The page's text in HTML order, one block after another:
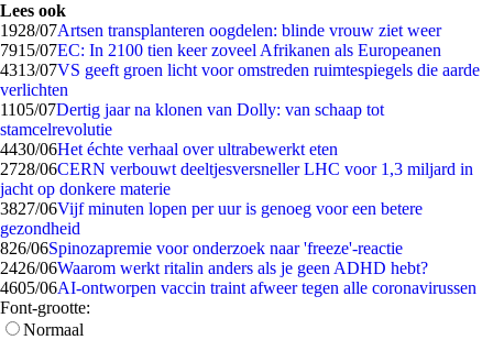
Lees ook
1928/07Artsen transplanteren oogdelen: blinde vrouw ziet weer
7915/07EC: In 2100 tien keer zoveel Afrikanen als Europeanen
4313/07VS geeft groen licht voor omstreden ruimtespiegels die aarde
verlichten
1105/07Dertig jaar na klonen van Dolly: van schaap tot
stamcelrevolutie
4430/06Het échte verhaal over ultrabewerkt eten
2728/06CERN verbouwt deeltjesversneller LHC voor 1,3 miljard in
jacht op donkere materie
3827/06Vijf minuten lopen per uur is genoeg voor een betere
gezondheid
826/06Spinozapremie voor onderzoek naar 'freeze'-reactie
2426/06Waarom werkt ritalin anders als je geen ADHD hebt?
4605/06AI-ontworpen vaccin traint afweer tegen alle coronavirussen
Font-grootte:
Normaal